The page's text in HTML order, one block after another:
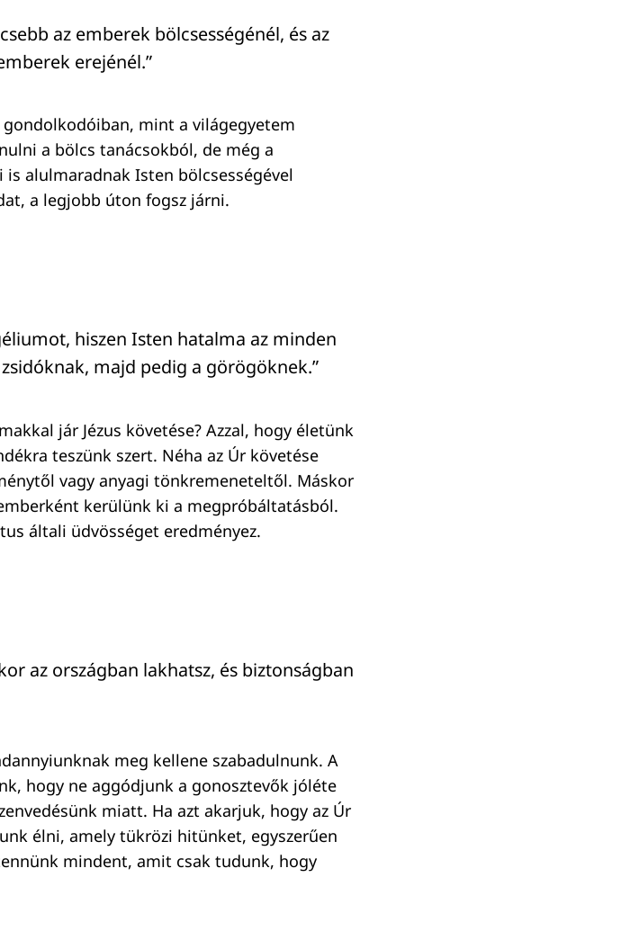
az emberek bölcsességénél, és az
erejénél.”
mint a világegyetem
a bölcs tanácsokból, de még a
alulmaradnak Isten bölcsességével
a legjobb úton fogsz járni.
hiszen Isten hatalma az minden
majd pedig a görögöknek.”
jár Jézus követése? Azzal, hogy életünk
teszünk szert. Néha az Úr követése
vagy anyagi tönkremeneteltől. Máskor
kerülünk ki a megpróbáltatásból.
általi üdvösséget eredményez.
az országban lakhatsz, és biztonságban
meg kellene szabadulnunk. A
hogy ne aggódjunk a gonosztevők jóléte
miatt. Ha azt akarjuk, hogy az Úr
élni, amely tükrözi hitünket, egyszerűen
mindent, amit csak tudunk, hogy